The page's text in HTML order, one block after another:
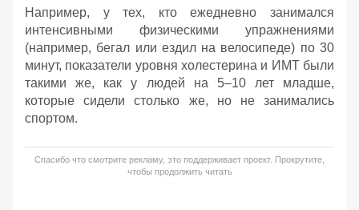
Например, у тех, кто ежедневно занимался
интенсивными физическими упражнениями
(например, бегал или ездил на велосипеде) по 30
минут, показатели уровня холестерина и ИМТ были
такими же, как у людей на 5–10 лет младше,
которые сидели столько же, но не занимались
спортом.
Спасибо что смотрите рекламу, это поддерживает проект. Прокрутите,
чтобы продолжить читать